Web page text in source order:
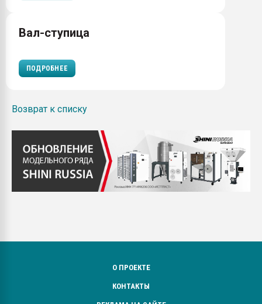
Вал-ступица
ПОДРОБНЕЕ
Возврат к списку
О ПРОЕКТЕ
КОНТАКТЫ